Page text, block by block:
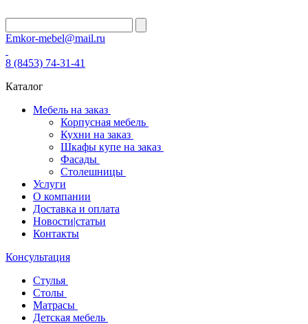
Emkor-mebel@mail.ru
8 (8453) 74-31-41
Каталог
Мебель на заказ
Корпусная мебель
Кухни на заказ
Шкафы купе на заказ
Фасады
Столешницы
Услуги
О компании
Доставка и оплата
Новости|статьи
Контакты
Консультация
Стулья
Столы
Матрасы
Детская мебель